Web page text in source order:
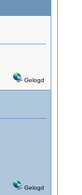
Gelogd
Gelogd